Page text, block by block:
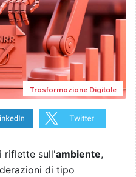
Trasformazione Digitale
riflette sull'ambiente,
di tipo